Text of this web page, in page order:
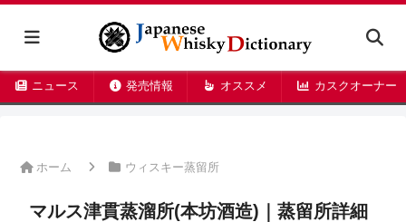
ニュース 発売情報 オススメ カスクオーナー
ホーム ウィスキー蒸留所
マルス津貫蒸溜所(本坊酒造)｜蒸留所詳細